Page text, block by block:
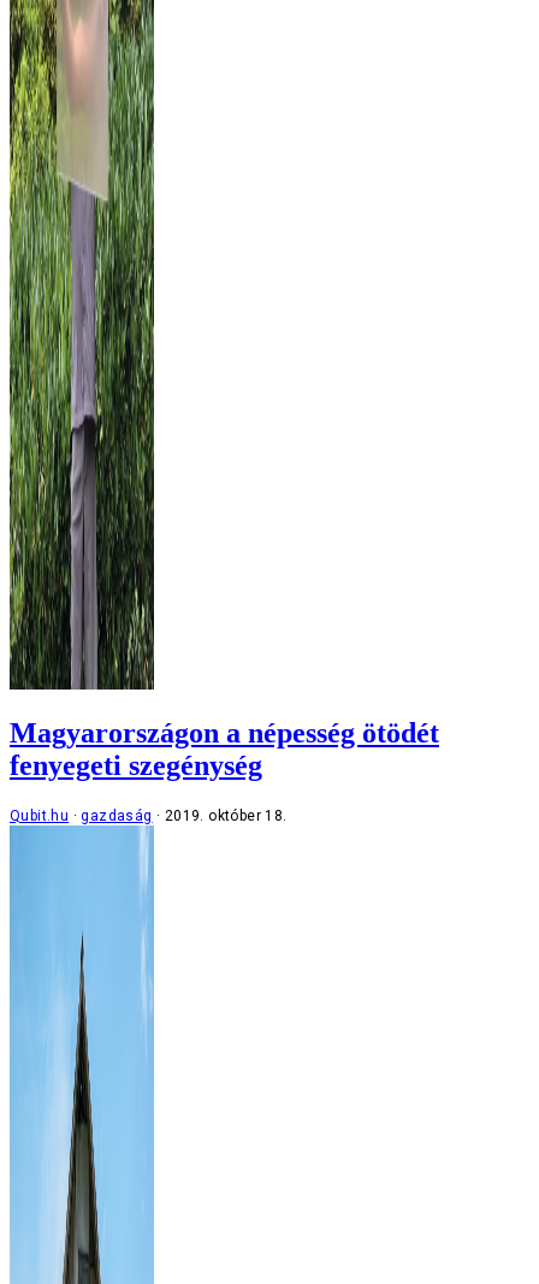
Magyarországon a népesség ötödét
fenyegeti szegénység
Qubit.hu gazdaság 2019. október 18.